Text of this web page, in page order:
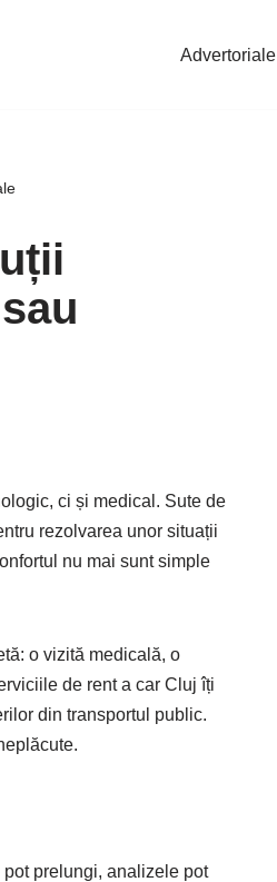
Advertoriale
ci și medical. Sute de
rezolvarea unor situații
nu mai sunt simple
o vizită medicală, o
de rent a car Cluj îți
din transportul public.
prelungi, analizele pot